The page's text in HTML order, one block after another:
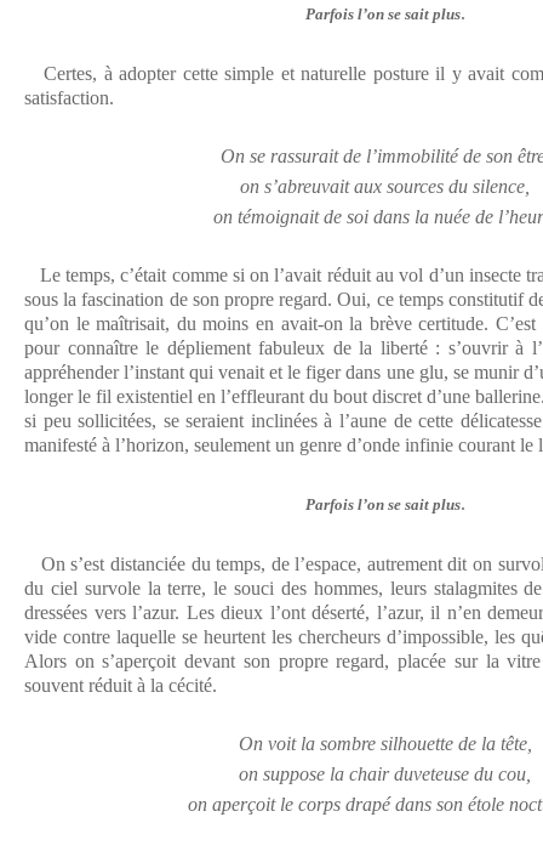
Parfois l’on se sait plus.
Certes, à adopter cette simple et naturelle posture il y avait
satisfaction.
On se rassurait de l’immobilité de son
on s’abreuvait aux sources du silence,
on témoignait de soi dans la nuée de
Le temps, c’était comme si on l’avait réduit au vol d’un insecte
sous la fascination de son propre regard. Oui, ce temps constitutif
qu’on le maîtrisait, du moins en avait-on la brève certitude.
pour connaître le dépliement fabuleux de la liberté : s’ouvrir à
appréhender l’instant qui venait et le figer dans une glu, se munir
longer le fil existentiel en l’effleurant du bout discret d’une
si peu sollicitées, se seraient inclinées à l’aune de cette
manifesté à l’horizon, seulement un genre d’onde infinie courant le
Parfois l’on se sait plus.
On s’est distanciée du temps, de l’espace, autrement dit on
du ciel survole la terre, le souci des hommes, leurs stalagmites
dressées vers l’azur. Les dieux l’ont déserté, l’azur, il n’en
vide contre laquelle se heurtent les chercheurs d’impossible, les
Alors on s’aperçoit devant son propre regard, placée sur la
souvent réduit à la cécité.
On voit la sombre silhouette de la tête,
on suppose la chair duveteuse du cou,
on aperçoit le corps drapé dans son étole